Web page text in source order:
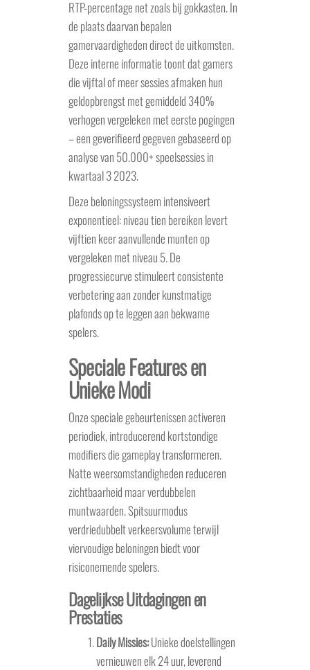
RTP-percentage net zoals bij gokkasten. In
de plaats daarvan bepalen
gamervaardigheden direct de uitkomsten.
Deze interne informatie toont dat gamers
die vijftal of meer sessies afmaken hun
geldopbrengst met gemiddeld 340%
verhogen vergeleken met eerste pogingen
– een geverifieerd gegeven gebaseerd op
analyse van 50.000+ speelsessies in
kwartaal 3 2023.
Deze beloningssysteem intensiveert
exponentieel: niveau tien bereiken levert
vijftien keer aanvullende munten op
vergeleken met niveau 5. De
progressiecurve stimuleert consistente
verbetering aan zonder kunstmatige
plafonds op te leggen aan bekwame
spelers.
Speciale Features en
Unieke Modi
Onze speciale gebeurtenissen activeren
periodiek, introducerend kortstondige
modifiers die gameplay transformeren.
Natte weersomstandigheden reduceren
zichtbaarheid maar verdubbelen
muntwaarden. Spitsuurmodus
verdriedubbelt verkeersvolume terwijl
viervoudige beloningen biedt voor
risiconemende spelers.
Dagelijkse Uitdagingen en
Prestaties
Daily Missies:Unieke doelstellingen
vernieuwen elk 24 uur, leverend